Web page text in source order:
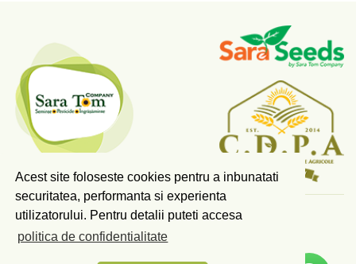
Acest site foloseste cookies pentru a inbunatati
securitatea, performanta si experienta
utilizatorului. Pentru detalii puteti accesa
politica de confidentialitate
COPYRIGHT © 2026 SARA TOM COMPANY SRL.
TOATE DREPTURILE REZERVATE.